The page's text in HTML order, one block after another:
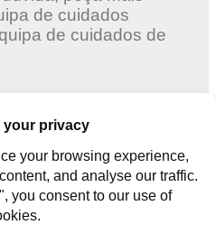
de cuidados
de cuidados de